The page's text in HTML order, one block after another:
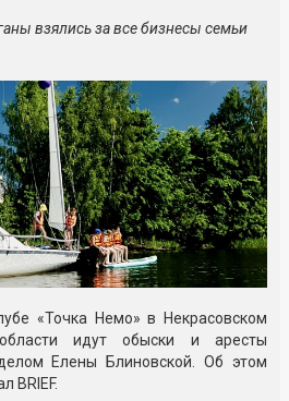
взялись за все бизнесы семьи
«Точка Немо» в Некрасовском
идут обыски и аресты
Елены Блиновской. Об этом
BRIEF.